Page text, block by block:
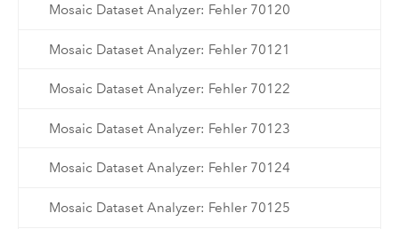
Mosaic Dataset Analyzer: Fehler 70120
Mosaic Dataset Analyzer: Fehler 70121
Mosaic Dataset Analyzer: Fehler 70122
Mosaic Dataset Analyzer: Fehler 70123
Mosaic Dataset Analyzer: Fehler 70124
Mosaic Dataset Analyzer: Fehler 70125